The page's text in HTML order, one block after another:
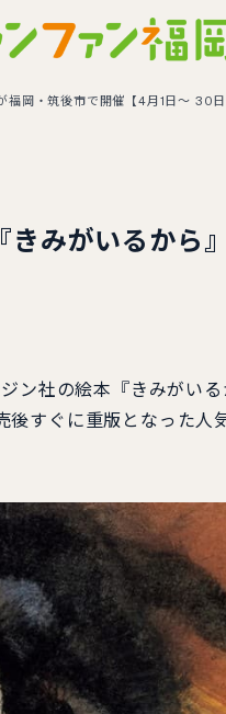
岡・筑後市で開催【4月1日～ 30日
みがいるから
ン社の絵本『きみがい
すぐに重版となった人